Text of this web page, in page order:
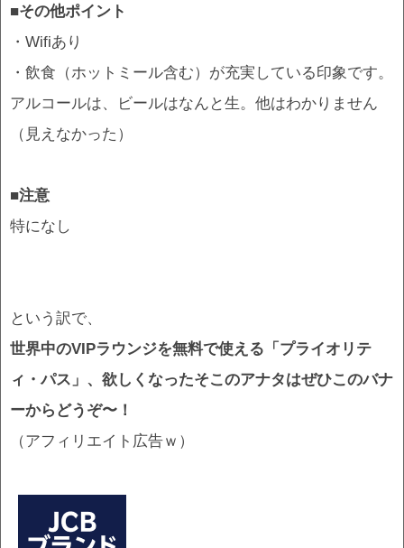
■その他ポイント
・Wifiあり
・飲食（ホットミール含む）が充実している印象です。
アルコールは、ビールはなんと生。他はわかりません
（見えなかった）
■注意
特になし
という訳で、
世界中のVIPラウンジを無料で使える「プライオリテ
ィ・パス」、欲しくなったそこのアナタはぜひこのバナ
ーからどうぞ〜！
（アフィリエイト広告ｗ）